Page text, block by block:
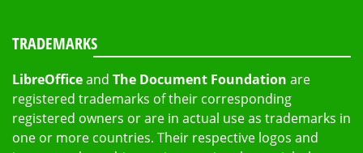
TRADEMARKS
LibreOfficeand The Document Foundation are
registered trademarks of their corresponding
registered owners or are in actual use as trademarks in
one or more countries. Their respective logos and